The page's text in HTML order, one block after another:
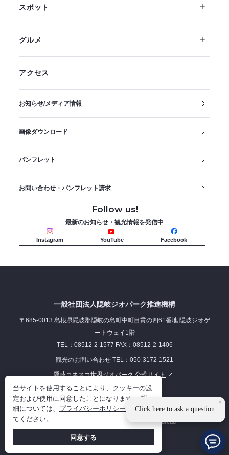
当サイトを使用することにより、クッキーの設
定および使用に同意したことになります。 詳
細については、 プライバシーポリシー を参照し
てください。
同意する
スポット
グルメ
アクセス
お知らせ/メディア情報
画像ダウンロード
パンフレット
お問い合わせ・パンフレット請求
Follow us!
最新のお知らせ・観光情報を発信中
Instagram YouTube Facebook
一般社団法人隠岐ジオパーク推進機構
〒685-0013 島根県隠岐郡隠岐の島町中町目貫の四61番地 隠岐ジオゲ
ートウェイ1階
TEL：08512-2-1577 FAX：08512-2-1406
観光のお問い合わせ TEL：050-3172-1521
隠岐ユネスコ世界ジオパーク 公式サイト
リンク集プライバシーポリシー
©2023 Oki Islands Geopark Management Bureau
×
Click here to ask a question.